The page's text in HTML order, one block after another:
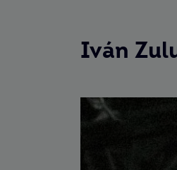
Iván